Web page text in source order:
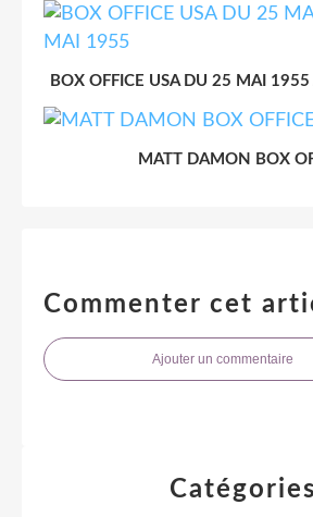
BOX OFFICE USA DU 25 MAI
MATT DAMON BOX
Commenter cet
Ajouter un commentaire
Catégories